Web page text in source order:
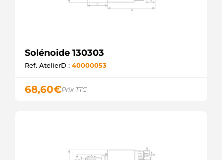
Solénoide 130303
Ref. AtelierD : 40000053
68,60€Prix TTC